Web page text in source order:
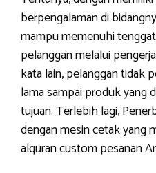
berpengalaman di
mampu memenuhi
pelanggan melalui
kata lain, pelanggan tidak
lama sampai produk yang
tujuan. Terlebih lagi,
dengan mesin cetak yang
alquran custom pesanan